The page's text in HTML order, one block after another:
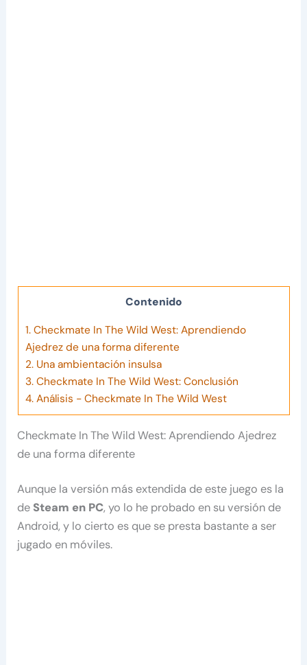
Contenido
1.Checkmate In The Wild West: Aprendiendo
Ajedrez de una forma diferente
2.Una ambientación insulsa
3.Checkmate In The Wild West: Conclusión
4.Análisis - Checkmate In The Wild West
Checkmate In The Wild West: Aprendiendo Ajedrez
de una forma diferente
Aunque la versión más extendida de este juego es la
de Steam en PC, yo lo he probado en su versión de
Android, y lo cierto es que se presta bastante a ser
jugado en móviles.